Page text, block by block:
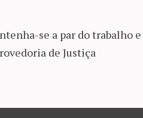
se a par do trabalho e
de Justiça